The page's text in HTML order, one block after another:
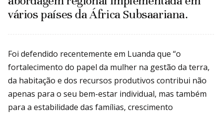
vários países da África Subsaariana.
Foi defendido recentemente em Luanda que “o
fortalecimento do papel da mulher na gestão da terra,
da habitação e dos recursos produtivos contribui não
apenas para o seu bem-estar individual, mas também
para a estabilidade das famílias, crescimento